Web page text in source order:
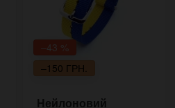
–43 %
–150 ГРН.
Нейлоновий